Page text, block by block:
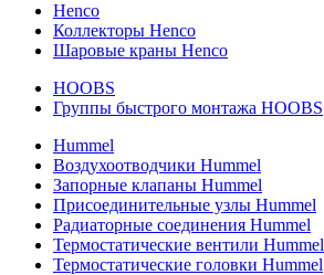
Henco
Коллекторы Henco
Шаровые краны Henco
HOOBS
Группы быстрого монтажа HOOBS
Hummel
Воздухоотводчики Hummel
Запорные клапаны Hummel
Присоединительные узлы Hummel
Радиаторные соединения Hummel
Термостатические вентили Hummel
Термостатические головки Hummel